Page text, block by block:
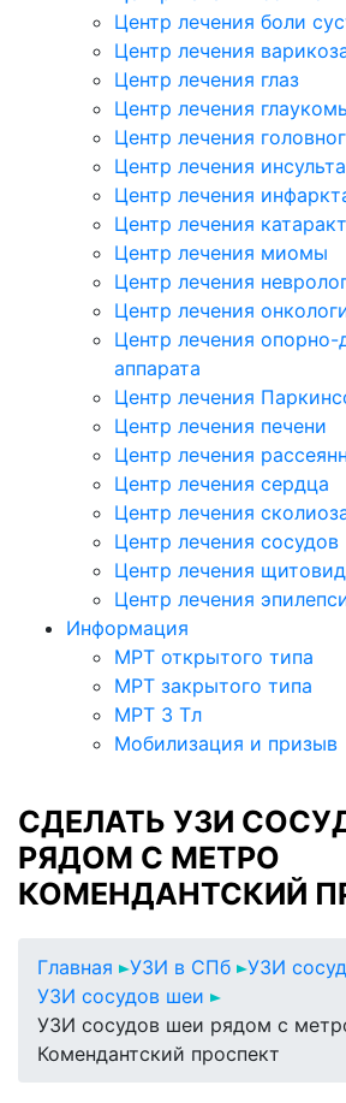
Центр лечения боли
Центр лечения
Центр лечения глаз
Центр лечения
Центр лечения
Центр лечения инсульта
Центр лечения
Центр лечения
Центр лечения миомы
Центр лечения
Центр лечения
Центр лечения опорно-
аппарата
Центр лечения
Центр лечения печени
Центр лечения
Центр лечения сердца
Центр лечения
Центр лечения сосудов
Центр лечения
Центр лечения
Информация
МРТ открытого типа
МРТ закрытого типа
МРТ 3 Тл
Мобилизация и призыв
СДЕЛАТЬ УЗИ
РЯДОМ С МЕТРО
КОМЕНДАНТСКИЙ
Главная УЗИ в СПб
УЗИ
УЗИ сосудов шеи
УЗИ сосудов шеи рядом с
Комендантский проспект